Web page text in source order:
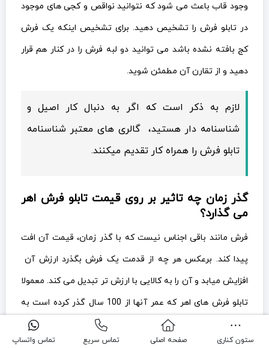
وجود قاب باعث می شود که نتوانید نواقص و کجی های موجود
در تابلو فرش را تشخیص دهید. برای تشخیص اینکه یک فرش
کج بافته نشده باشد می توانید دو لبه فرش را در کنار هم قرار
دهید و از تقارن آن مطمئن شوید.
لازم به ذکر است که اگر به دنبال کار اصیل و
شناسنامه دار هستید، گالری های معتبر شناسنامه
تابلو فرش را همراه کار تقدیم میکنند.
گذر زمان چه تاثیر بر روی قیمت تابلو فرش اهر
می گذارد؟
فرش مانند باقی اجناس نیست که با گذر زمان، قیمت آن افت
پیدا کند. برعکس هر چه از قدمت یک فرش بگذرد ارزش آن
افزایش میابد و آن را به کالایی با ارزش تر تبدیل می کند. معمولا
تابلو فرش های اهر که عمر آنها از 100 سال گذر کرده است به
عنوان یک کالای عتیقه شناخته می شود و ارزش دو چندانی پیدا
ستون کناری صفحه اصلی تماس سریع تماس واتساپ